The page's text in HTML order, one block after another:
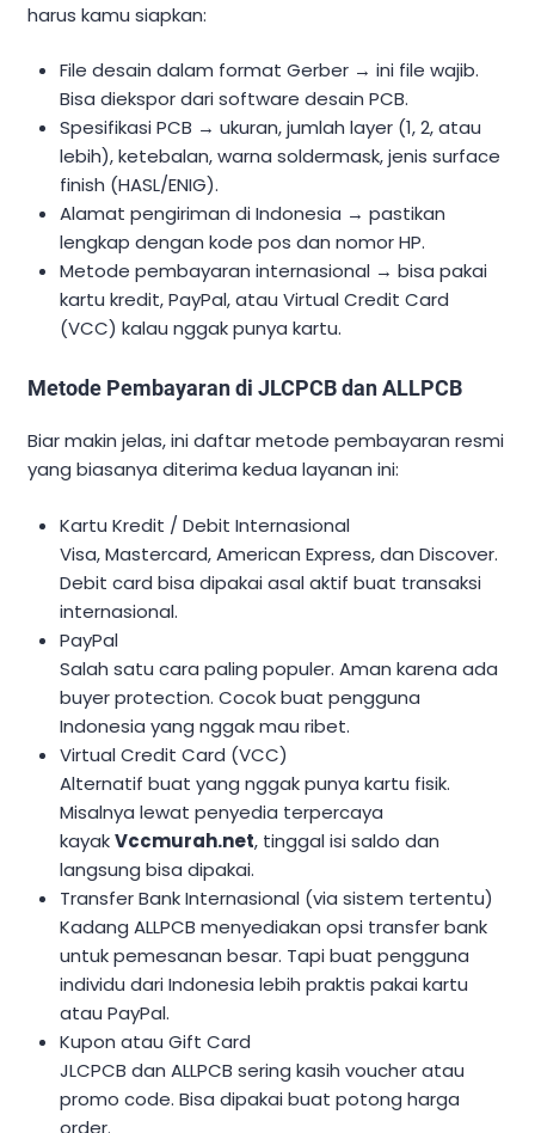
harus kamu siapkan:
File desain dalam format Gerber → ini file wajib.
Bisa diekspor dari software desain PCB.
Spesifikasi PCB → ukuran, jumlah layer (1, 2, atau
lebih), ketebalan, warna soldermask, jenis surface
finish (HASL/ENIG).
Alamat pengiriman di Indonesia → pastikan
lengkap dengan kode pos dan nomor HP.
Metode pembayaran internasional → bisa pakai
kartu kredit, PayPal, atau Virtual Credit Card
(VCC) kalau nggak punya kartu.
Metode Pembayaran di JLCPCB dan ALLPCB
Biar makin jelas, ini daftar metode pembayaran resmi
yang biasanya diterima kedua layanan ini:
Kartu Kredit / Debit Internasional
Visa, Mastercard, American Express, dan Discover.
Debit card bisa dipakai asal aktif buat transaksi
internasional.
PayPal
Salah satu cara paling populer. Aman karena ada
buyer protection. Cocok buat pengguna
Indonesia yang nggak mau ribet.
Virtual Credit Card (VCC)
Alternatif buat yang nggak punya kartu fisik.
Misalnya lewat penyedia terpercaya
kayakVccmurah.net, tinggal isi saldo dan
langsung bisa dipakai.
Transfer Bank Internasional (via sistem tertentu)
Kadang ALLPCB menyediakan opsi transfer bank
untuk pemesanan besar. Tapi buat pengguna
individu dari Indonesia lebih praktis pakai kartu
atau PayPal.
Kupon atau Gift Card
JLCPCB dan ALLPCB sering kasih voucher atau
promo code. Bisa dipakai buat potong harga
order.